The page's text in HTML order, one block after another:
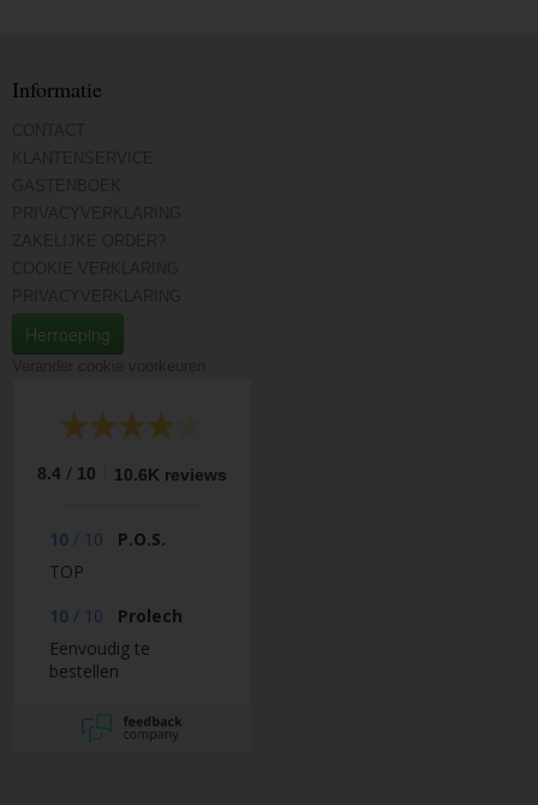
Informatie
Herroeping
8.4 / 10 10.6K reviews
10 / 10
P.O.S.
TOP
10 / 10
Prolech
Eenvoudig te
bestellen